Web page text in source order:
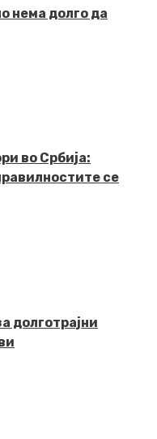
нема долго да
во Србија:
се
долготрајни